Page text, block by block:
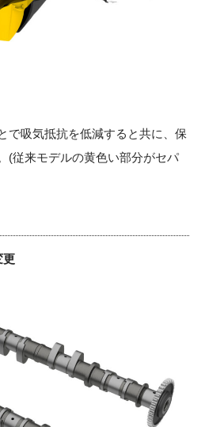
で吸気抵抗を低減すると共に、保
(従来モデルの黄色い部分がセパ
更